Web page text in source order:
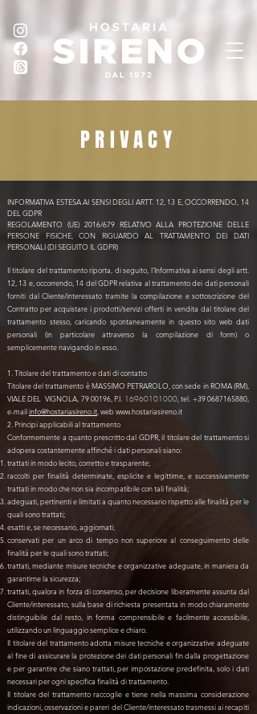
PRIVACY
INFORMATIVA ESTESA AI SENSI DEGLI ARTT. 12, 13 E, OCCORRENDO, 14
DEL GDPR
REGOLAMENTO (UE) 2016/679 RELATIVO ALLA PROTEZIONE DELLE
PERSONE FISICHE, CON RIGUARDO AL TRATTAMENTO DEI DATI
PERSONALI (DI SEGUITO IL GDPR)
Il titolare del trattamento riporta, di seguito, l’Informativa ai sensi degli artt.
12, 13 e, occorrendo, 14 del GDPR relativa al trattamento dei dati personali
forniti dal Cliente/interessato tramite la compilazione e sottoscrizione del
Contratto per acquistare i prodotti/servizi offerti in vendita dal titolare del
trattamento stesso, caricando spontaneamente in questo sito web dati
personali (in particolare attraverso la compilazione di form) o
semplicemente navigando in esso.
1. Titolare del trattamento e dati di contatto
Titolare del trattamento è MASSIMO PETRAROLO, con sede in ROMA (RM),
VIALE DEL VIGNOLA, 79 00196, P.I. 16960101000, tel. +39 0687165880
e-mailinfo@hostariasireno.it , web www.hostariasireno.it
2. Principi applicabili al trattamento
Conformemente a quanto prescritto dal GDPR, il titolare del trattamento si
adopera costantemente affinché i dati personali siano:
trattati in modo lecito, corretto e trasparente;
raccolti per finalità determinate, esplicite e legittime, e successivamente
trattati in modo che non sia incompatibile con tali finalità;
adeguati, pertinenti e limitati a quanto necessario rispetto alle finalità per le
quali sono trattati;
esatti e, se necessario, aggiornati;
conservati per un arco di tempo non superiore al conseguimento delle
finalità per le quali sono trattati;
trattati, mediante misure tecniche e organizzative adeguate, in maniera da
garantirne la sicurezza;
trattati, qualora in forza di consenso, per decisione liberamente assunta dal
Cliente/interessato, sulla base di richiesta presentata in modo chiaramente
distinguibile dal resto, in forma comprensibile e facilmente accessibile,
utilizzando un linguaggio semplice e chiaro.
Il titolare del trattamento adotta misure tecniche e organizzative adeguate
al fine di assicurare la protezione dei dati personali fin dalla progettazione
e per garantire che siano trattati, per impostazione predefinita, solo i dati
necessari per ogni specifica finalità di trattamento.
Il titolare del trattamento raccoglie e tiene nella massima considerazione
indicazioni, osservazioni e pareri del Cliente/interessato trasmessi ai recapiti